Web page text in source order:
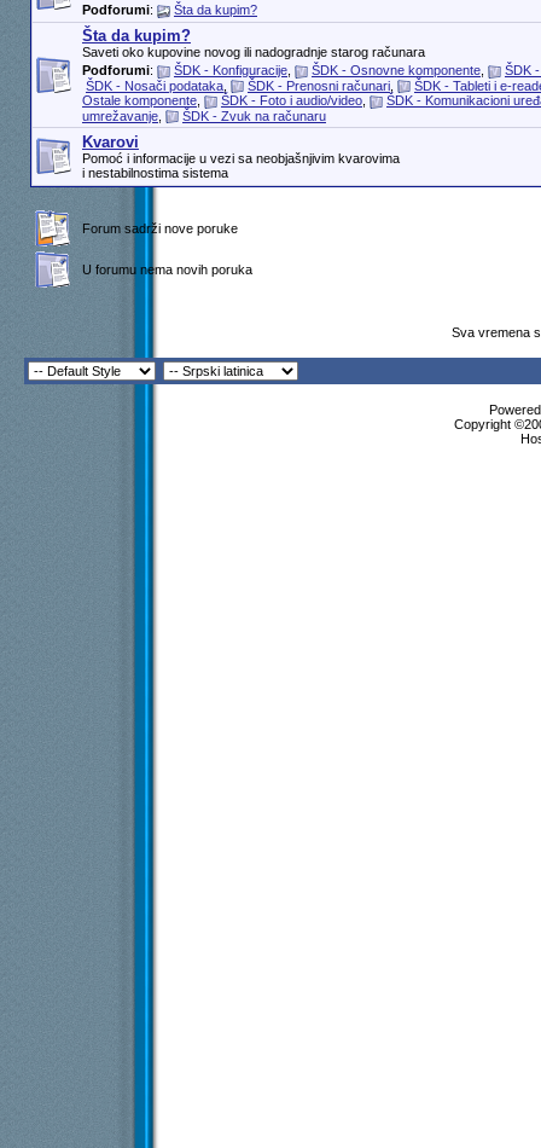
Podforumi: Šta da kupim?
Šta da kupim?
Saveti oko kupovine novog ili nadogradnje starog računara
Podforumi: ŠDK - Konfiguracije, ŠDK - Osnovne komponente,
ŠDK
ŠDK - Nosači podataka, ŠDK - Prenosni računari,
ŠDK - Tableti i e-
Ostale komponente, ŠDK - Foto i audio/video,
ŠDK - Komunikacioni
umrežavanje, ŠDK - Zvuk na računaru
Kvarovi
Pomoć i informacije u vezi sa neobjašnjivim kvarovima
i nestabilnostima sistema
Forum sadrži nove poruke
U forumu nema novih poruka
Sva vremena
Copyright